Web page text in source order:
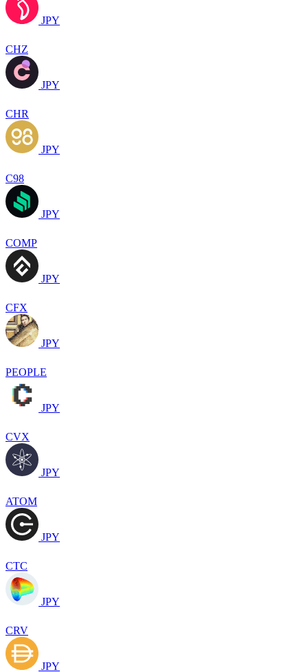
JPY
CHZ
JPY
CHR
JPY
C98
JPY
COMP
JPY
CFX
JPY
PEOPLE
JPY
CVX
JPY
ATOM
JPY
CTC
JPY
CRV
JPY